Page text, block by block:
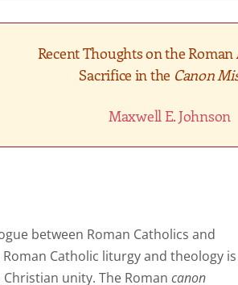
Recent Thoughts on the
Sacrifice in the Canon
Maxwell E. Johnson
between Roman Catholics and
Catholic liturgy and theology is
unity. The Roman canon